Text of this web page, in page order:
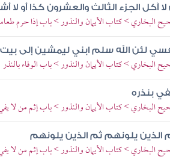
آكل الجزء الثالث والعشرون كذا أو لا
البخاري > كتاب الأيمان والنذور > باب إذا حرم
لئن الله سلم ابني ليمشين إلى بيت
> كتاب الأيمان والنذور > باب الوفاء بالنذر
بنذره
البخاري > كتاب الأيمان والنذور > باب إثم من لا
يلونهم ثم الذين يلونهم
البخاري > كتاب الأيمان والنذور > باب إثم من لا